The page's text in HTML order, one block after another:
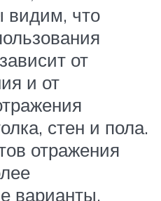
видим, что
от
и от
стен и пола.
отражения
варианты.